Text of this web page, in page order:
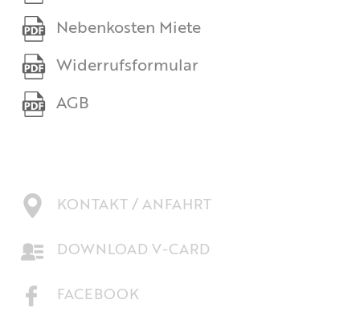
Nebenkosten Miete
Widerrufsformular
AGB
KONTAKT / ANFAHRT
DOWNLOAD V-CARD
FACEBOOK